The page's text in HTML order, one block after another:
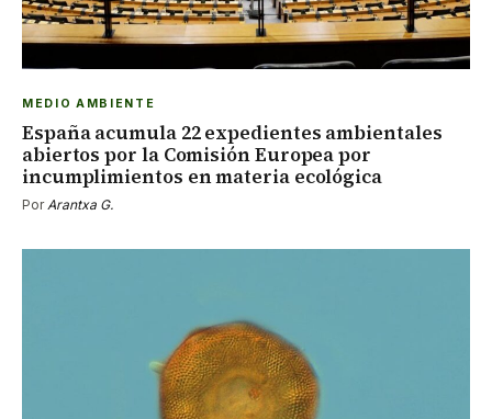
MEDIO AMBIENTE
España acumula 22 expedientes ambientales
abiertos por la Comisión Europea por
incumplimientos en materia ecológica
PorArantxa G.